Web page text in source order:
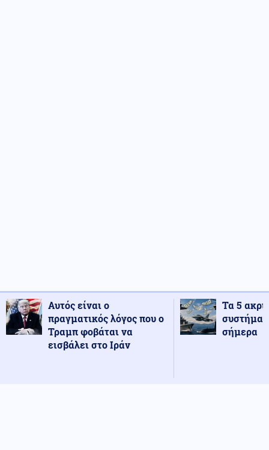
Αυτός είναι ο
πραγματικός λόγος που ο
Τραμπ φοβάται να
εισβάλει στο Ιράν
Τα 5
σήμερα